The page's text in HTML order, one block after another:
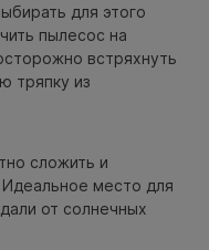
для этого
пылесос на
встряхнуть
тряпку из
сложить и
Идеальное место для
от солнечных